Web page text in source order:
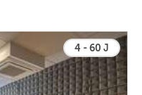
4 - 60 J